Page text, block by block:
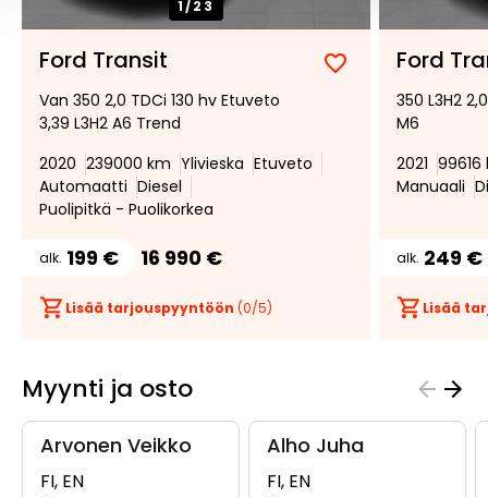
1/23
Ford Transit
Lisää
suosikiksi
Poista
suosikeista
Van 350 2,0 TDCi 130 hv Etuveto
3,39 L3H2 A6 Trend
2020 239000 km Ylivieska Etuveto
Automaatti Diesel
Puolipitkä - Puolikorkea
alk. 199 € 16 990 €
Lisää tarjouspyyntöön (0/5)
Ford
350 L3H2
M6
2021 99616
Manuaali
alk. 249 €
Lisää
Myynti ja osto
Arvonen Veikko
FI, EN
Alho Juha
FI, EN